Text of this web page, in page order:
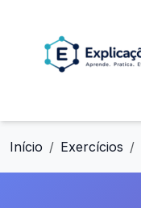
Início Exercícios